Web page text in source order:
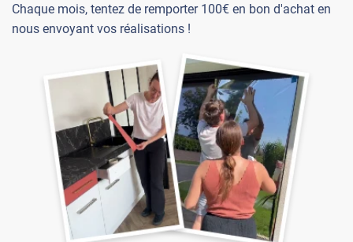
Chaque mois, tentez de remporter 100€ en bon d'achat en
nous envoyant vos réalisations !